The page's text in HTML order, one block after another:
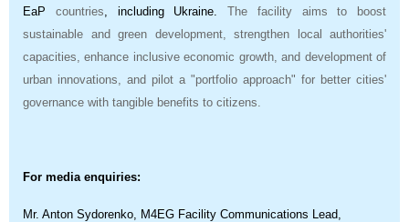
EaP countries , including Ukraine. The facility aims to boost
sustainable and green development, strengthen local authorities'
capacities, enhance inclusive economic growth, and development of
urban innovations, and pilot a "portfolio approach" for better cities'
governance with tangible benefits to citizens.
For media enquiries:
Mr. Anton Sydorenko, M4EG Facility Communications Lead,